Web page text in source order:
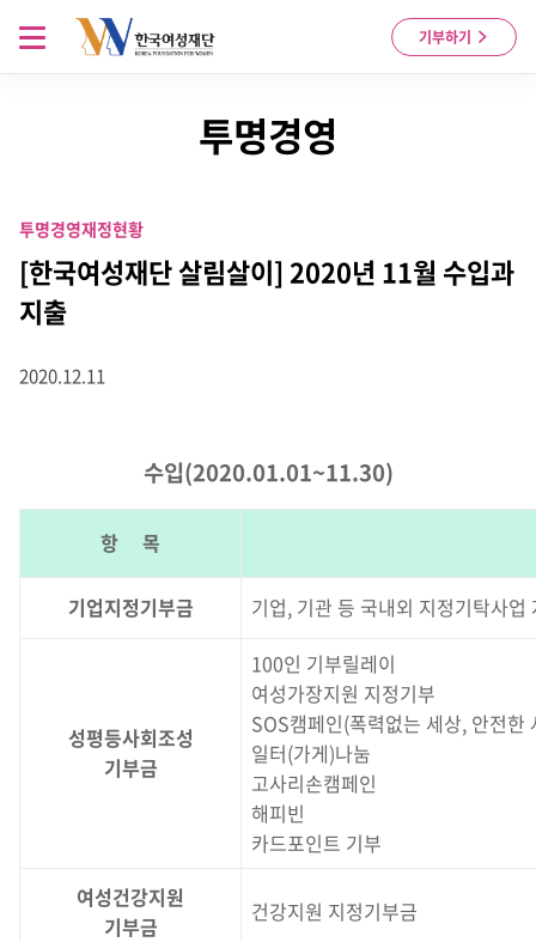
Skip to content
기부하기
메뉴 열기
투명경영
투명경영재정현황
[한국여성재단 살림살이] 2020년 11월 수입과
지출
2020.12.11
수입(2020.01.01~11.30)
항 목
기업지정기부금 기업, 기관 등 국내외 지정기탁사업
성평등사회조성
기부금
100인 기부릴레이
여성가장지원 지정기부
SOS캠페인(폭력없는 세상, 안전한
일터(가게)나눔
고사리손캠페인
해피빈
카드포인트 기부
여성건강지원
기부금
건강지원 지정기부금